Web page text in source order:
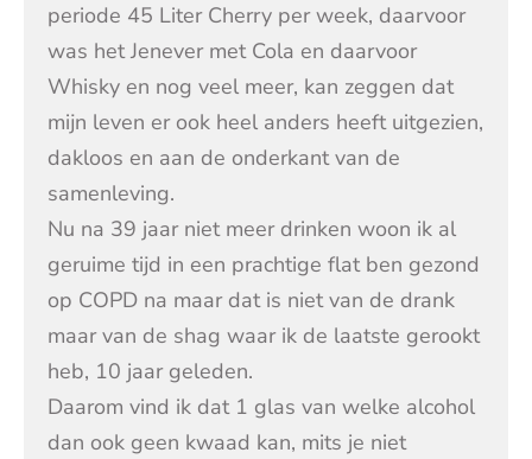
periode 45 Liter Cherry per week, daarvoor
was het Jenever met Cola en daarvoor
Whisky en nog veel meer, kan zeggen dat
mijn leven er ook heel anders heeft uitgezien,
dakloos en aan de onderkant van de
samenleving.
Nu na 39 jaar niet meer drinken woon ik al
geruime tijd in een prachtige flat ben gezond
op COPD na maar dat is niet van de drank
maar van de shag waar ik de laatste gerookt
heb, 10 jaar geleden.
Daarom vind ik dat 1 glas van welke alcohol
dan ook geen kwaad kan, mits je niet